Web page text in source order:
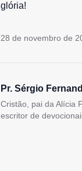
glória!
28 de novembro de
Pr. Sérgio
Cristão, pai da Alícia
escritor de